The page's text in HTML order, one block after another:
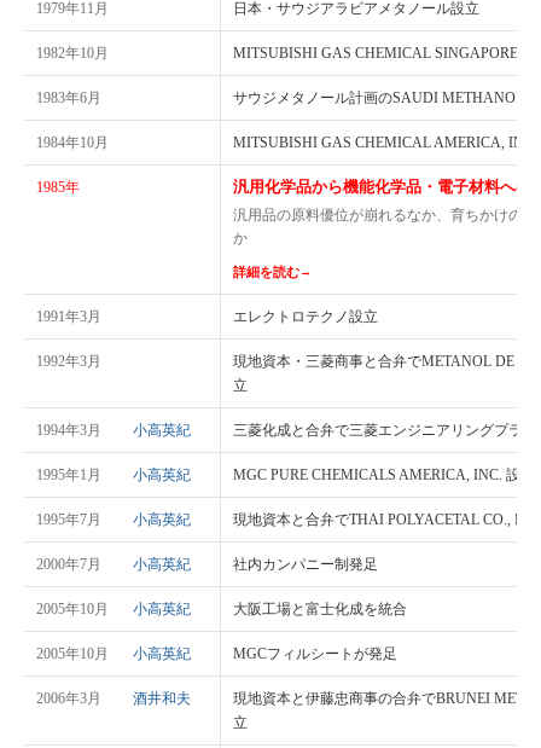
1979年11月 日本・サウジアラビアメタノール設立
1982年10月 MITSUBISHI GAS CHEMICAL SINGAPORE
1983年6月 サウジメタノール計画のSAUDI METHANOL
1984年10月 MITSUBISHI GAS CHEMICAL AMERICA, INC.
1985年 汎用化学品から機能化学品・電子材料への
汎用品の原料優位が崩れるなか、育ちかけの
か
詳細を読む→
1991年3月 エレクトロテクノ設立
1992年3月
現地資本・三菱商事と合弁でMETANOL DE
立
1994年3月 小高英紀 三菱化成と合弁で三菱エンジニアリングプラ
1995年1月 小高英紀 MGC PURE CHEMICALS AMERICA, INC. 設立
1995年7月 小高英紀 現地資本と合弁でTHAI POLYACETAL CO.,
2000年7月 小高英紀 社内カンパニー制発足
2005年10月 小高英紀 大阪工場と富士化成を統合
2005年10月 小高英紀 MGCフィルシートが発足
2006年3月 酒井和夫
現地資本と伊藤忠商事の合弁でBRUNEI
立